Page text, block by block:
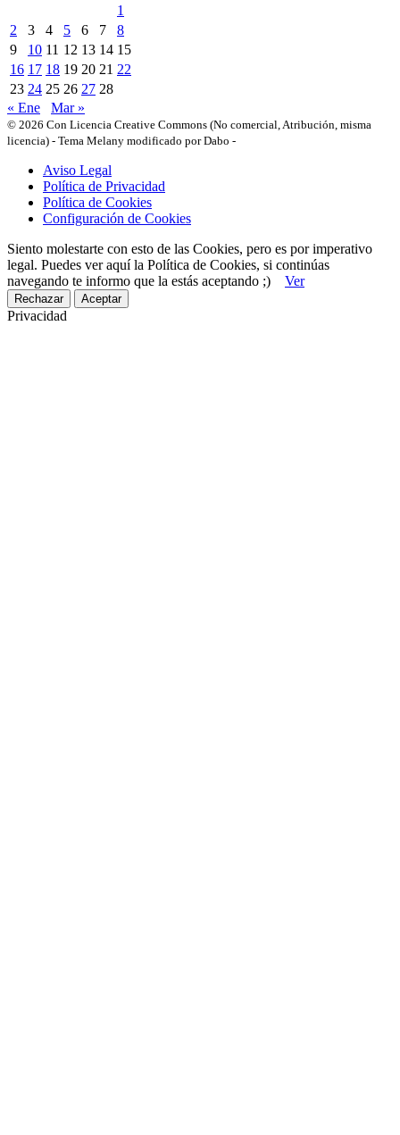
1
2
3 4 5 6 7
8
9
10 11 12 13 14 15
16 17 18 19 20 21 22
23 24 25 26 27 28
« Ene
Mar »
© 2026 Con Licencia Creative Commons (No comercial, Atribución, misma
licencia) - Tema Melany modificado por Dabo -
Aviso Legal
Política de Privacidad
Política de Cookies
Configuración de Cookies
Siento molestarte con esto de las Cookies, pero es por imperativo
legal. Puedes ver aquí la Política de Cookies, si continúas
navegando te informo que la estás aceptando ;) Ver
Rechazar Aceptar
Privacidad